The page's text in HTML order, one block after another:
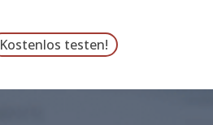
Kostenlos testen!